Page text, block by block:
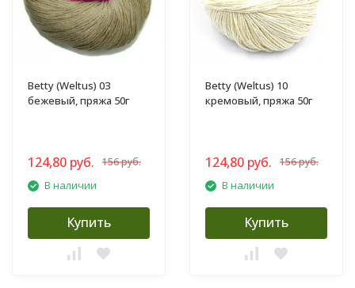
Betty (Weltus) 03
бежевый, пряжа 50г
124,80 руб. 156 руб.
В наличии
Купить
Betty (Weltus) 10
кремовый, пряжа 50г
124,80 руб. 156 руб.
В наличии
Купить